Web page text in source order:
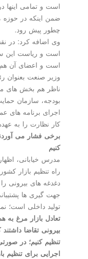
است و تمامی اینها در
ضمن اینكه در حوزه
چطور پیش رود.
وی اضافه كرد: در نقشه راه،
است و ریاست این ستاد
است و اعضای آن هم وزرا
وزیر صنعت بعنوان رئیس
ناظر هم بخش های مختلفی
بودجه، سازمان حمایت و
اجرای برنامه های عملیاتی
كار نظارت را به عهده
برخی فشار می آوردند تا
مدرس خیابانی، اظهار
راه تنظیم بازار كشور در
دغدغه های بیرونی را پاسخ
جهت گیری ها پشتیبانی از
تولید داخلی است؛ نمونه
تعادل بازار مرغ به هم
بیرونی تقاضا داشتند كه از
تنظیم كنیم؛ در صورتی كه
اجرایی برای تنظیم بازار این